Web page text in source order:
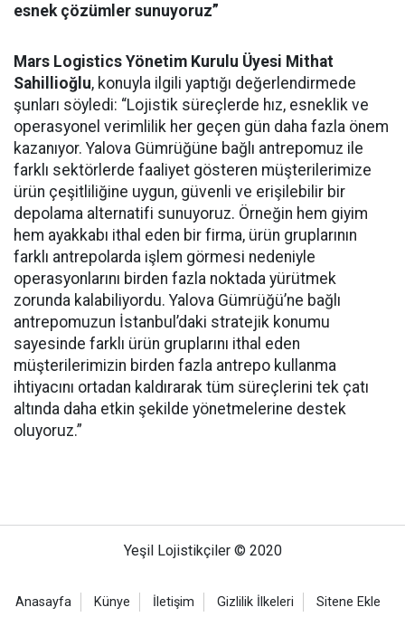
esnek çözümler sunuyoruz”
Mars Logistics Yönetim Kurulu Üyesi Mithat
Sahillioğlu, konuyla ilgili yaptığı değerlendirmede
şunları söyledi: “Lojistik süreçlerde hız, esneklik ve
operasyonel verimlilik her geçen gün daha fazla önem
kazanıyor. Yalova Gümrüğüne bağlı antrepomuz ile
farklı sektörlerde faaliyet gösteren müşterilerimize
ürün çeşitliliğine uygun, güvenli ve erişilebilir bir
depolama alternatifi sunuyoruz. Örneğin hem giyim
hem ayakkabı ithal eden bir firma, ürün gruplarının
farklı antrepolarda işlem görmesi nedeniyle
operasyonlarını birden fazla noktada yürütmek
zorunda kalabiliyordu. Yalova Gümrüğü’ne bağlı
antrepomuzun İstanbul’daki stratejik konumu
sayesinde farklı ürün gruplarını ithal eden
müşterilerimizin birden fazla antrepo kullanma
ihtiyacını ortadan kaldırarak tüm süreçlerini tek çatı
altında daha etkin şekilde yönetmelerine destek
oluyoruz.”
Yeşil Lojistikçiler © 2020
Anasayfa Künye İletişim Gizlilik İlkeleri Sitene Ekle